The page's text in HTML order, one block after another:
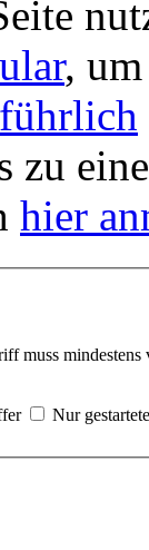
,
zu
hier
muss
Nur